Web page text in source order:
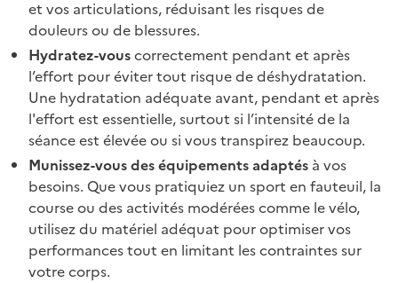
et vos articulations, réduisant les risques de
douleurs ou de blessures.
Hydratez-vouscorrectement pendant et après
l’effort pour éviter tout risque de déshydratation.
Une hydratation adéquate avant, pendant et après
l'effort est essentielle, surtout si l’intensité de la
séance est élevée ou si vous transpirez beaucoup.
Munissez-vous des équipements adaptés à vos
besoins. Que vous pratiquiez un sport en fauteuil, la
course ou des activités modérées comme le vélo,
utilisez du matériel adéquat pour optimiser vos
performances tout en limitant les contraintes sur
votre corps.